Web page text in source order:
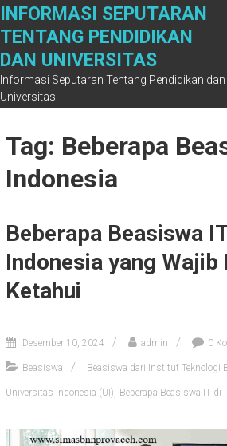
Skip
content
INFORMASI SEPUTARAN
TENTANG PENDIDIKAN
DAN UNIVERSITAS
Informasi Seputaran Tentang Pendidikan dan
Universitas
Tag: Beberapa
Indonesia
Beberapa Beasiswa
Indonesia yang Wajib
Ketahui
Desember 10, 2024 admin 0
Beasiswa Beasiswa dari Institut Teknologi
Universitas Indonesia (UI), Beberapa Beasiswa IT di